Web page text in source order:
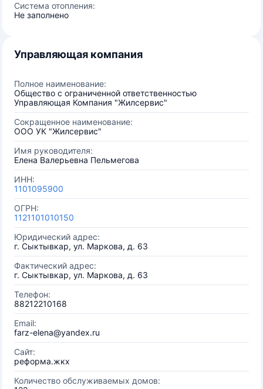
Система отопления:
Не заполнено
Управляющая компания
Полное наименование:
Общество с ограниченной ответственностью
Управляющая Компания "Жилсервис"
Сокращенное наименование:
ООО УК "Жилсервис"
Имя руководителя:
Елена Валерьевна Пельмегова
ИНН:
1101095900
ОГРН:
1121101010150
Юридический адрес:
г. Сыктывкар, ул. Маркова, д. 63
Фактический адрес:
г. Сыктывкар, ул. Маркова, д. 63
Телефон:
88212210168
Email:
farz-elena@yandex.ru
Сайт:
реформа.жкх
Количество обслуживаемых домов: